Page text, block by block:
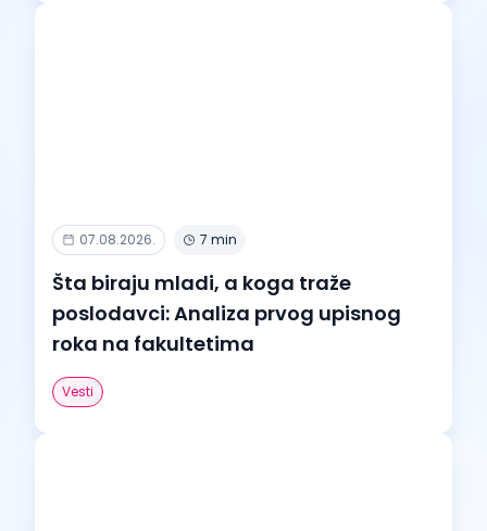
07.08.2026. 7 min
Šta biraju mladi, a koga traže
poslodavci: Analiza prvog upisnog
roka na fakultetima
Vesti